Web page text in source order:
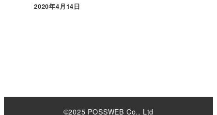
2020年4月14日
©2025 POSSWEB Co., Ltd